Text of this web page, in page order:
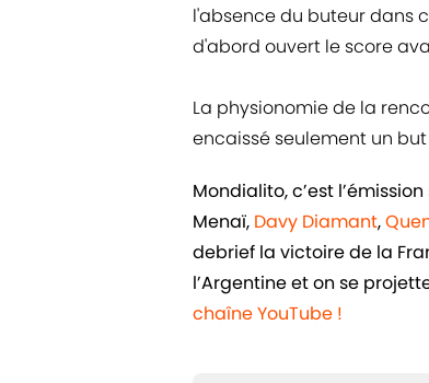
l'absence du buteur dans
d'abord ouvert le score
La physionomie de la
encaissé seulement un
Mondialito, c’est
Menaï, Davy Diamant,
debrief la victoire de la
l’Argentine et on se
chaîne YouTube !